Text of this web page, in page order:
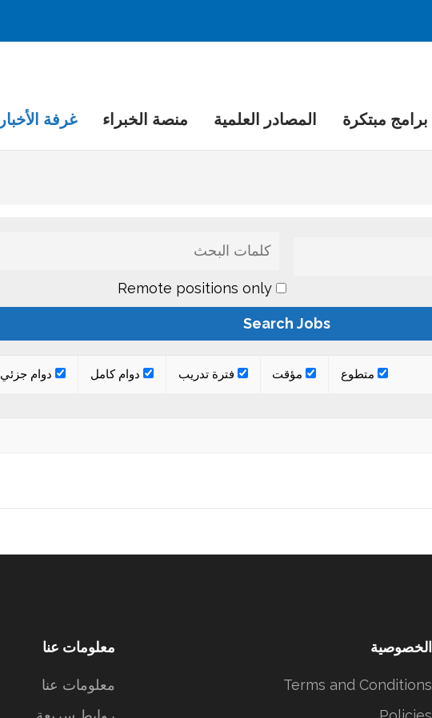
برامج مبتكرة المصادر العلمية منصة الخبراء غرفة الأخبار
Remote positions only
دوام جزئي دوام كامل فترة تدريب مؤقت متطوع
معلومات عنا
معلومات عنا
الخصوصية
Terms and Conditions